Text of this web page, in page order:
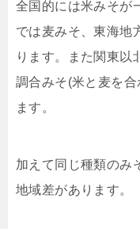
全国的には米みそが
では麦みそ、東海地
ります。また関東以
調合みそ(米と麦を
ます。
加えて同じ種類のみ
地域差があります。